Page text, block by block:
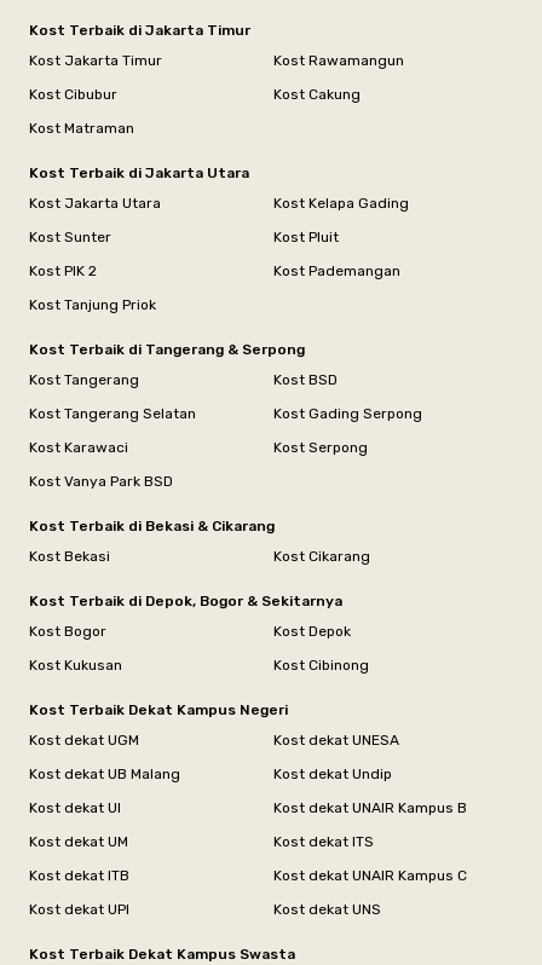
Kost Terbaik di Jakarta Timur
Kost Jakarta Timur
Kost Rawamangun
Kost Cibubur
Kost Cakung
Kost Matraman
Kost Terbaik di Jakarta Utara
Kost Jakarta Utara
Kost Kelapa Gading
Kost Sunter
Kost Pluit
Kost PIK 2
Kost Pademangan
Kost Tanjung Priok
Kost Terbaik di Tangerang & Serpong
Kost Tangerang
Kost BSD
Kost Tangerang Selatan
Kost Gading Serpong
Kost Karawaci
Kost Serpong
Kost Vanya Park BSD
Kost Terbaik di Bekasi & Cikarang
Kost Bekasi
Kost Cikarang
Kost Terbaik di Depok, Bogor & Sekitarnya
Kost Bogor
Kost Depok
Kost Kukusan
Kost Cibinong
Kost Terbaik Dekat Kampus Negeri
Kost dekat UGM
Kost dekat UNESA
Kost dekat UB Malang
Kost dekat Undip
Kost dekat UI
Kost dekat UNAIR Kampus B
Kost dekat UM
Kost dekat ITS
Kost dekat ITB
Kost dekat UNAIR Kampus C
Kost dekat UPI
Kost dekat UNS
Kost Terbaik Dekat Kampus Swasta